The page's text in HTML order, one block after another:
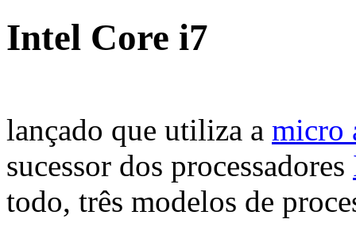
Intel Core i7
lançado que utiliza a micro
sucessor dos processadores
todo, três modelos de